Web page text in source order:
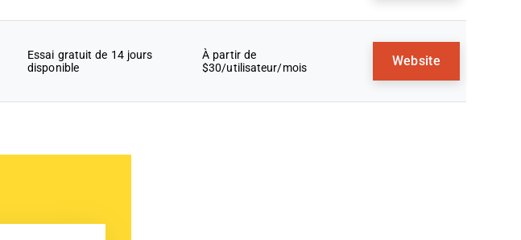
Essai gratuit de 14 jours
disponible
À partir de
$30/utilisateur/mois
Website